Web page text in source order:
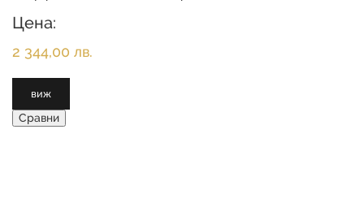
Цена:
2 344,00 лв.
виж
Сравни